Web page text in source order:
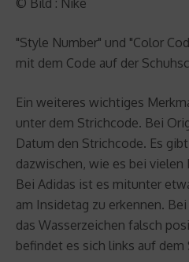
"Style Number" und "Color
mit dem Code auf der
Ein weiteres wichtiges
unter dem Strichcode. Bei
Datum den Strichcode. Es
dazwischen, wie es bei vielen
Bei Adidas ist es mitunter
am Insidetag zu erkennen.
das Wasserzeichen falsch
befindet es sich links auf dem